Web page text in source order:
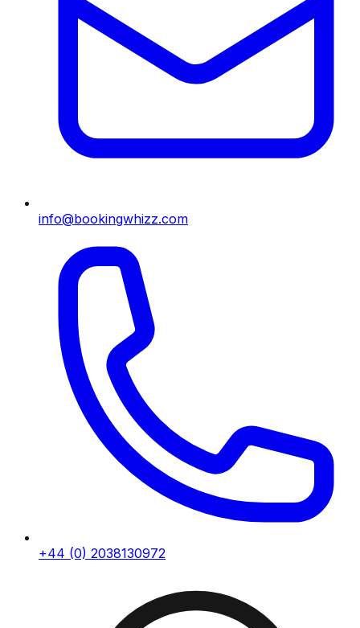
info@bookingwhizz.com
+44 (0) 2038130972